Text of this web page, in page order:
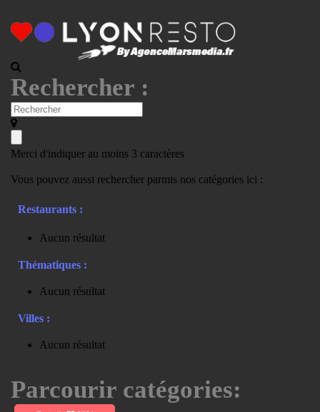
Rechercher :
Merci d'indiquer au moins 3 caractères
Vous pouvez aussi rechercher parmis nos catégories ici :
Restaurants :
Aucun résultat
Thématiques :
Aucun résultat
Villes :
Aucun résultat
Parcourir catégories: